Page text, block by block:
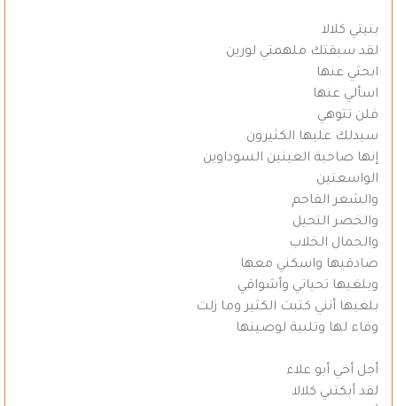
بنيتي كلالا
لقد سبقتك ملهمتي لورين
ابحثي عنها
اسألي عنها
فلن تتوهي
سيدلك عليها الكثيرون
إنها صاحبة العينين السوداوين
الواسعتين
والشعر الفاحم
والخصر النحيل
والجمال الخلاب
صادقيها واسكني معها
وبلغيها تحياتي وأشواقي
بلغيها أنني كتبت الكثير وما زلت
وفاء لها وتلبية لوصيتها
أجل أخي أبو علاء
لقد أبكتني كلالا